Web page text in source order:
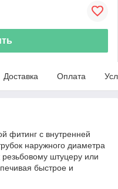
Доставка Оплата
фитинг с внутренней
наружного диаметра
штуцеру или
быстрое и